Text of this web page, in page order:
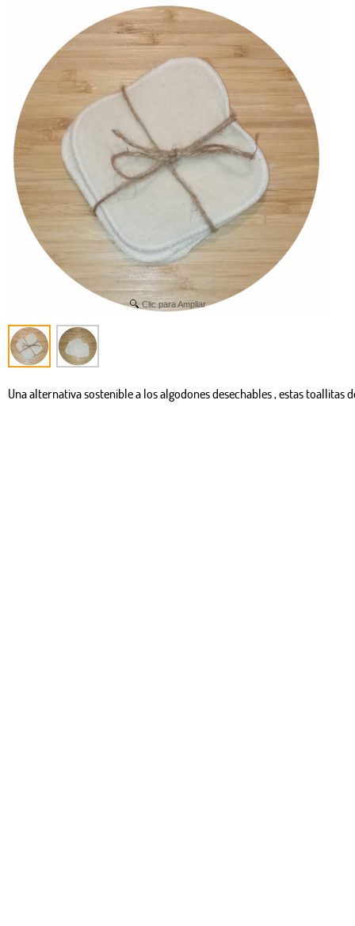
Clic para Ampliar
Una alternativa sostenible a los algodones desechables , estas toallitas